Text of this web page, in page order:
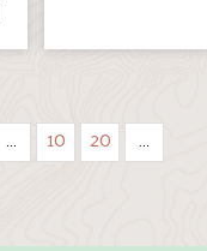
… 10 20 …